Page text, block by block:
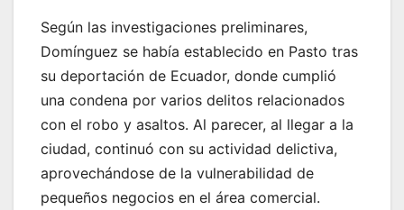
Según las investigaciones preliminares,
Domínguez se había establecido en Pasto tras
su deportación de Ecuador, donde cumplió
una condena por varios delitos relacionados
con el robo y asaltos. Al parecer, al llegar a la
ciudad, continuó con su actividad delictiva,
aprovechándose de la vulnerabilidad de
pequeños negocios en el área comercial.